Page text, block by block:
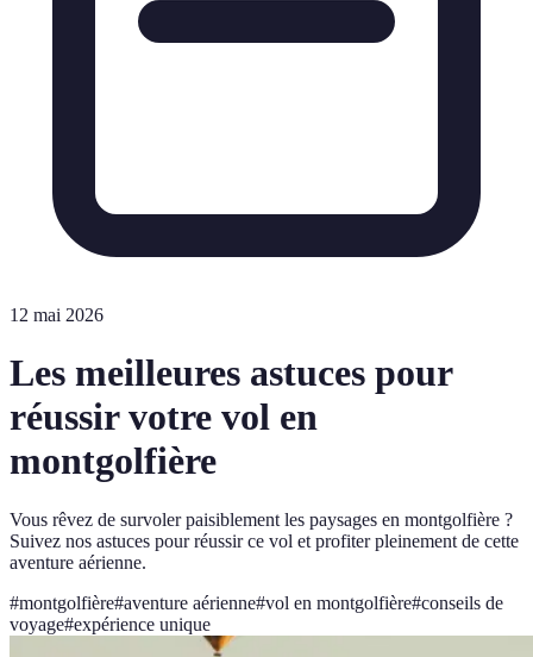
12 mai 2026
Les meilleures astuces pour
réussir votre vol en
montgolfière
Vous rêvez de survoler paisiblement les paysages en montgolfière ?
Suivez nos astuces pour réussir ce vol et profiter pleinement de cette
aventure aérienne.
#montgolfière#aventure aérienne#vol en montgolfière#conseils de
voyage#expérience unique